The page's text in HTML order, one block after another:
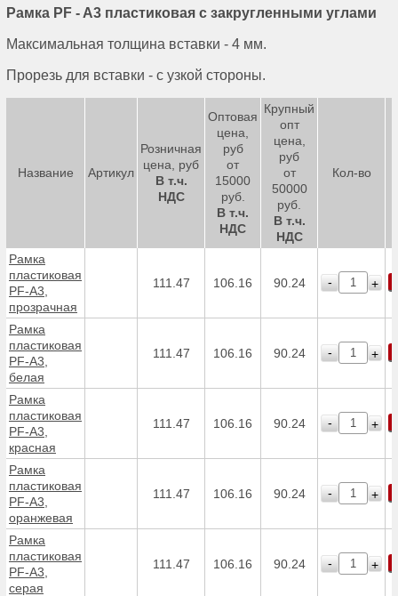
Рамка PF - A3 пластиковая с закругленными углами
Максимальная толщина вставки - 4 мм.
Прорезь для вставки - с узкой стороны.
Название Артикул
Розничная
цена, руб
В т.ч.
НДС
Оптовая
цена,
руб
от
15000
руб.
В т.ч.
НДС
Крупный
опт
цена,
руб
от
50000
руб.
В т.ч.
НДС
Кол-во
Рамка
пластиковая
PF-А3,
прозрачная
111.47 106.16 90.24 - +
Рамка
пластиковая
PF-А3,
белая
111.47 106.16 90.24 - +
Рамка
пластиковая
PF-А3,
красная
111.47 106.16 90.24 - +
Рамка
пластиковая
PF-А3,
оранжевая
111.47 106.16 90.24 - +
Рамка
пластиковая
PF-А3,
серая
111.47 106.16 90.24 - +